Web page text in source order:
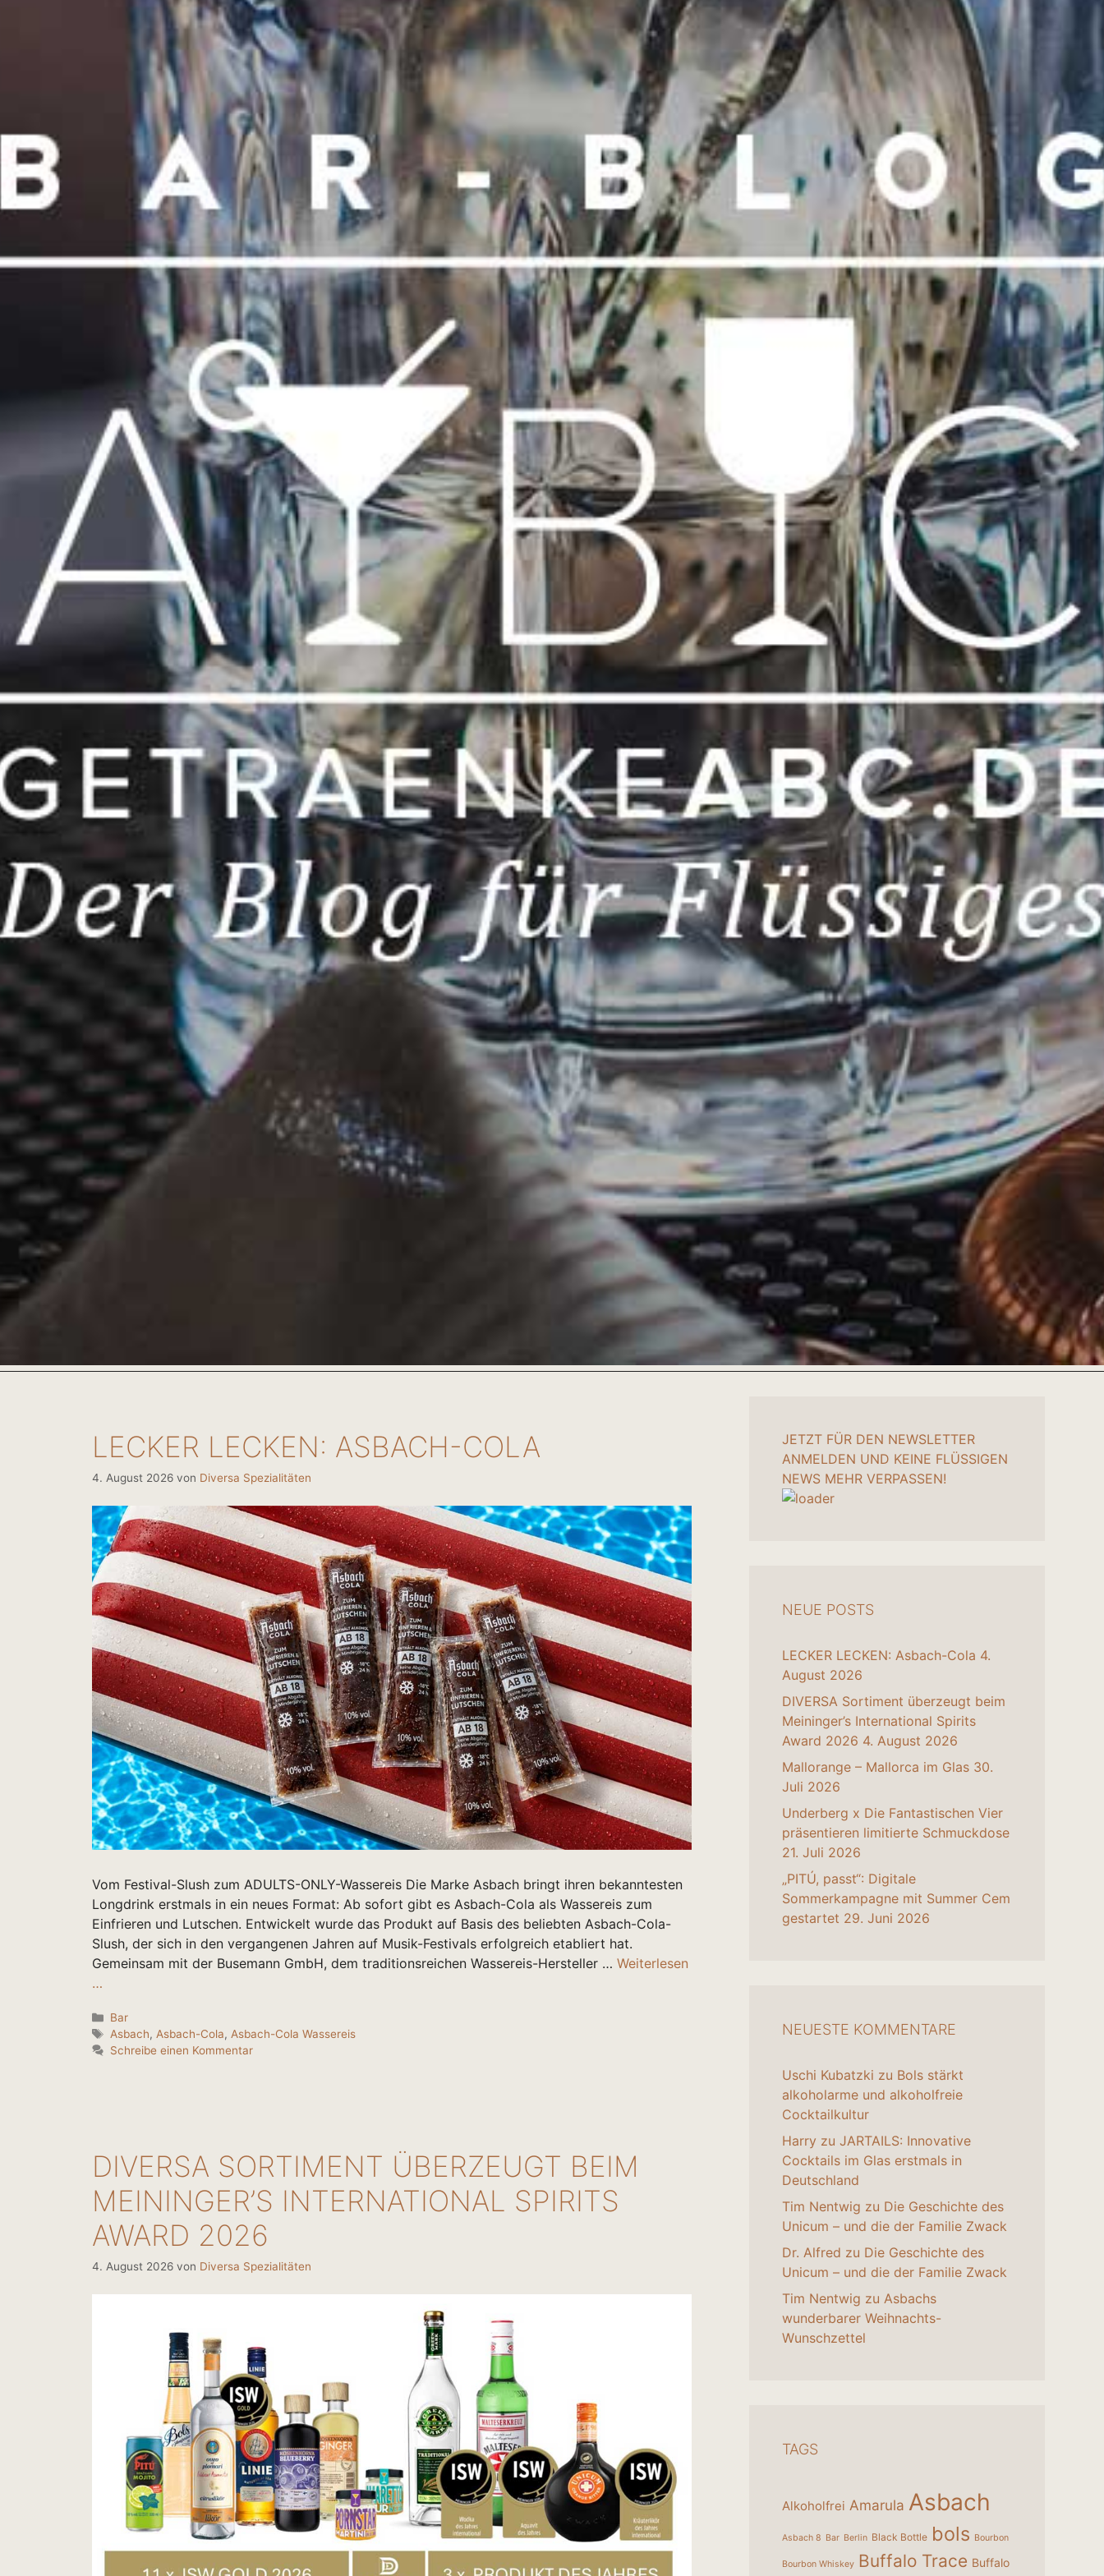
LECKER LECKEN: ASBACH-COLA
4. August 2026 von Diversa Spezialitäten
Vom Festival-Slush zum ADULTS-ONLY-Wassereis Die Marke Asbach bringt ihren bekanntesten
Longdrink erstmals in ein neues Format: Ab sofort gibt es Asbach-Cola als Wassereis zum
Einfrieren und Lutschen. Entwickelt wurde das Produkt auf Basis des beliebten Asbach-Cola-
Slush, der sich in den vergangenen Jahren auf Musik-Festivals erfolgreich etabliert hat.
Gemeinsam mit der Busemann GmbH, dem traditionsreichen Wassereis-Hersteller … Weiterlesen
…
Kategorien
Bar
Schlagwörter
Asbach, Asbach-Cola, Asbach-Cola Wassereis
Schreibe einen Kommentar
DIVERSA SORTIMENT ÜBERZEUGT BEIM
MEININGER’S INTERNATIONAL SPIRITS
AWARD 2026
4. August 2026 von Diversa Spezialitäten
JETZT FÜR DEN NEWSLETTER
ANMELDEN UND KEINE FLÜSSIGEN
NEWS MEHR VERPASSEN!
NEUE POSTS
LECKER LECKEN: Asbach-Cola 4.
August 2026
DIVERSA Sortiment überzeugt beim
Meininger’s International Spirits
Award 2026 4. August 2026
Mallorange – Mallorca im Glas 30.
Juli 2026
Underberg x Die Fantastischen Vier
präsentieren limitierte Schmuckdose
21. Juli 2026
„PITÚ, passt“: Digitale
Sommerkampagne mit Summer Cem
gestartet 29. Juni 2026
NEUESTE KOMMENTARE
Uschi Kubatzki zu Bols stärkt
alkoholarme und alkoholfreie
Cocktailkultur
Harry zu JARTAILS: Innovative
Cocktails im Glas erstmals in
Deutschland
Tim Nentwig zu Die Geschichte des
Unicum – und die der Familie Zwack
Dr. Alfred zu Die Geschichte des
Unicum – und die der Familie Zwack
Tim Nentwig zu Asbachs
wunderbarer Weihnachts-
Wunschzettel
TAGS
Alkoholfrei Amarula Asbach
Asbach 8 Bar Berlin Black Bottle bols Bourbon
Bourbon Whiskey Buffalo Trace Buffalo